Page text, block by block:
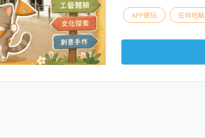
APP遊玩 任何地點